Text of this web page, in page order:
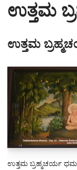
ಉತ್ತಮ
ಉತ್ತಮ
ಉತ್ತಮ ಬ್ರಹ್ಮಚರ್ಯ